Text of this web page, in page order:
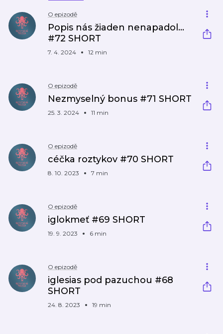
O epizodě
Popis nás žiaden nenapadol...
#72 SHORT
7. 4. 2024 12 min
O epizodě
Nezmyselný bonus #71 SHORT
25. 3. 2024 11 min
O epizodě
céčka roztykov #70 SHORT
8. 10. 2023 7 min
O epizodě
iglokmeť #69 SHORT
19. 9. 2023 6 min
O epizodě
iglesias pod pazuchou #68
SHORT
24. 8. 2023 19 min